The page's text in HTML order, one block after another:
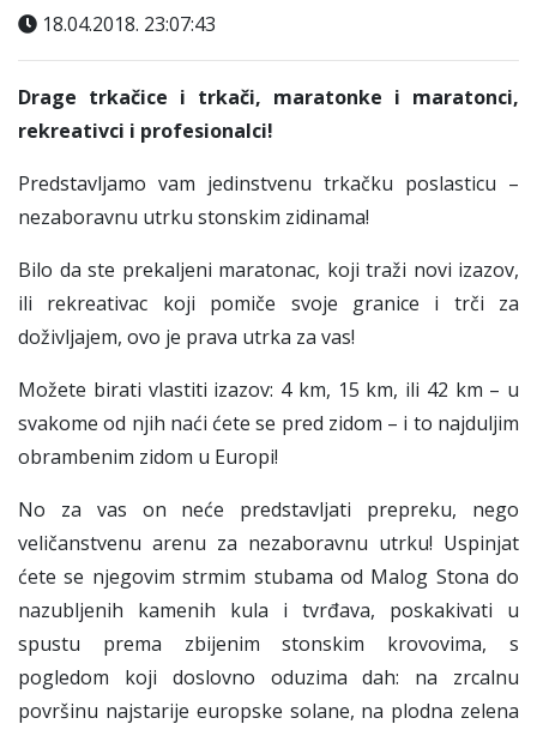
18.04.2018. 23:07:43
Drage trkačice i trkači, maratonke i maratonci,
rekreativci i profesionalci!
Predstavljamo vam jedinstvenu trkačku poslasticu –
nezaboravnu utrku stonskim zidinama!
Bilo da ste prekaljeni maratonac, koji traži novi izazov,
ili rekreativac koji pomiče svoje granice i trči za
doživljajem, ovo je prava utrka za vas!
Možete birati vlastiti izazov: 4 km, 15 km, ili 42 km – u
svakome od njih naći ćete se pred zidom – i to najduljim
obrambenim zidom u Europi!
No za vas on neće predstavljati prepreku, nego
veličanstvenu arenu za nezaboravnu utrku! Uspinjat
ćete se njegovim strmim stubama od Malog Stona do
nazubljenih kamenih kula i tvrđava, poskakivati u
spustu prema zbijenim stonskim krovovima, s
pogledom koji doslovno oduzima dah: na zrcalnu
površinu najstarije europske solane, na plodna zelena